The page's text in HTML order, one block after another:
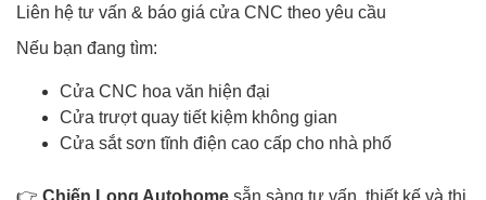
Liên hệ tư vấn & báo giá cửa CNC theo yêu cầu
Nếu bạn đang tìm:
Cửa CNC hoa văn hiện đại
Cửa trượt quay tiết kiệm không gian
Cửa sắt sơn tĩnh điện cao cấp cho nhà phố
👉 Chiến Long Autohome sẵn sàng tư vấn, thiết kế và thi